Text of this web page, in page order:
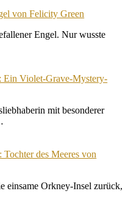
von Felicity Green
Engel. Nur wusste
Ein Violet-Grave-Mystery-
mit besonderer
Tochter des Meeres von
einsame Orkney-Insel zurück,